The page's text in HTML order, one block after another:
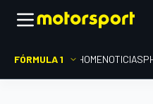
FÓRMULA 1 HOMENOTICIAS